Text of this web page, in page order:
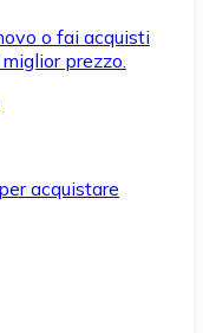
o fai acquisti
prezzo.
acquistare